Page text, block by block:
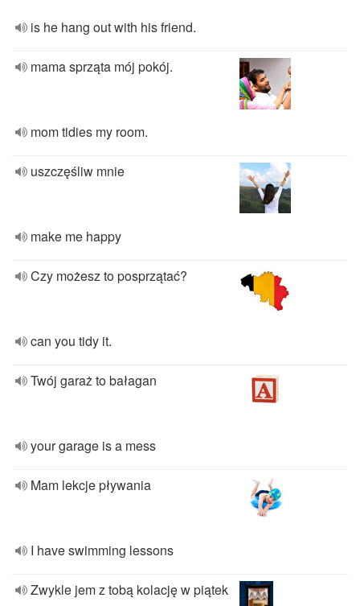
is he hang out with his friend.
mama sprząta mój pokój.
mom tidies my room.
uszczęśliw mnie
make me happy
Czy możesz to posprzątać?
can you tidy it.
Twój garaż to bałagan
your garage is a mess
Mam lekcje pływania
I have swimming lessons
Zwykle jem z tobą kolację w piątek